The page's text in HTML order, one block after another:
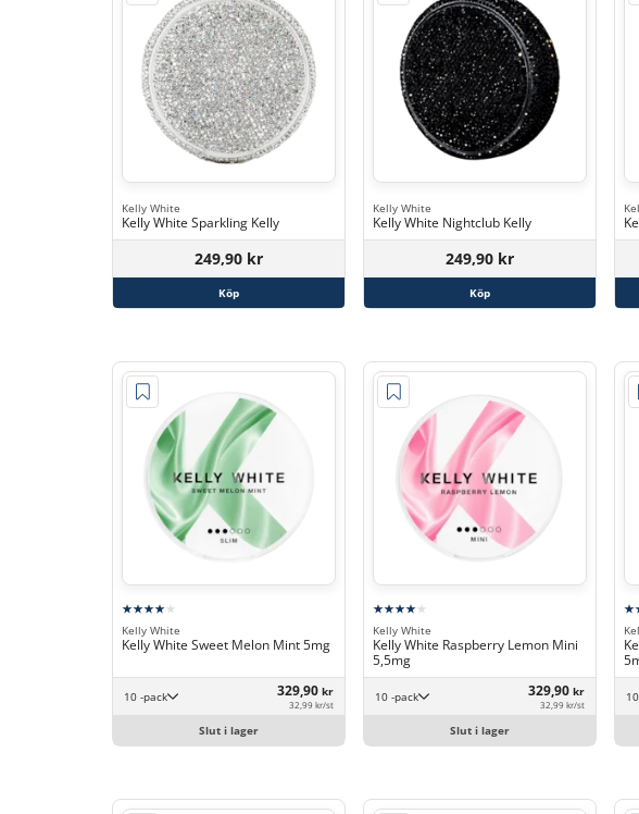
Kelly White
Kelly White Sparkling Kelly
249,90 kr
Köp
Kelly White
Kelly White Nightclub Kelly
249,90 kr
Köp
Kelly White
Kelly White Sweet Melon Mint 5mg
10 -pack 329,90 kr
32,99 kr/st
Slut i lager
Kelly White
Kelly White Raspberry Lemon Mini
5,5mg
10 -pack 329,90 kr
32,99 kr/st
Slut i lager